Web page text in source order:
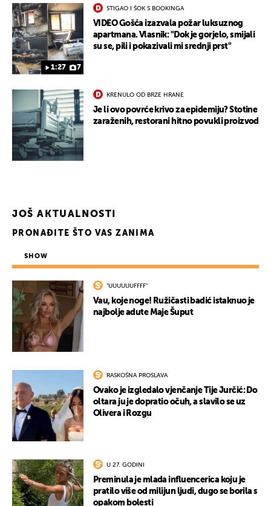
1:27 7
STIGAO I ŠOK S BOOKINGA
VIDEO Gošća izazvala požar luksuznog
apartmana. Vlasnik: "Dok je gorjelo, smijali
su se, pili i pokazivali mi srednji prst"
KRENULO OD BRZE HRANE
Je li ovo povrće krivo za epidemiju? Stotine
zaraženih, restorani hitno povukli proizvod
JOŠ AKTUALNOSTI
PRONAĐITE ŠTO VAS ZANIMA
SHOW
"UUUUUUFFFF"
Vau, koje noge! Ružičasti badić istaknuo je
najbolje adute Maje Šuput
RASKOŠNA PROSLAVA
Ovako je izgledalo vjenčanje Tije Jurčić: Do
oltara ju je dopratio očuh, a slavilo se uz
Olivera i Rozgu
U 27. GODINI
Preminula je mlada influencerica koju je
pratilo više od milijun ljudi, dugo se borila s
opakom bolesti
UKLJUČITE NOTIFIKACIJE